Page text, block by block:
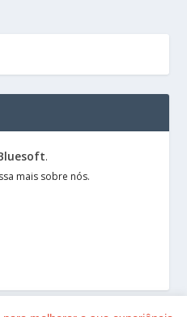
.
mais sobre nós.